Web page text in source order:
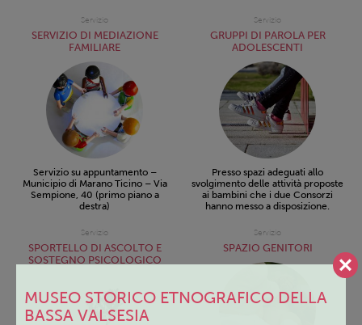
MUSEO STORICO ETNOGRAFICO DELLA
BASSA VALSESIA
Servizio
SERVIZIO DI MEDIAZIONE
FAMILIARE
Servizio su appuntamento –
Municipio di Marano Ticino – Via
Sempione, 40 (primo piano a
destra)
Servizio
GRUPPI DI PAROLA PER
ADOLESCENTI
Presso spazi adeguati allo
svolgimento delle attività proposte
ai bambini che i due Consorzi
hanno messo a disposizione.
Servizio
SPORTELLO DI ASCOLTO E
SOSTEGNO PSICOLOGICO
Servizio
SPAZIO GENITORI